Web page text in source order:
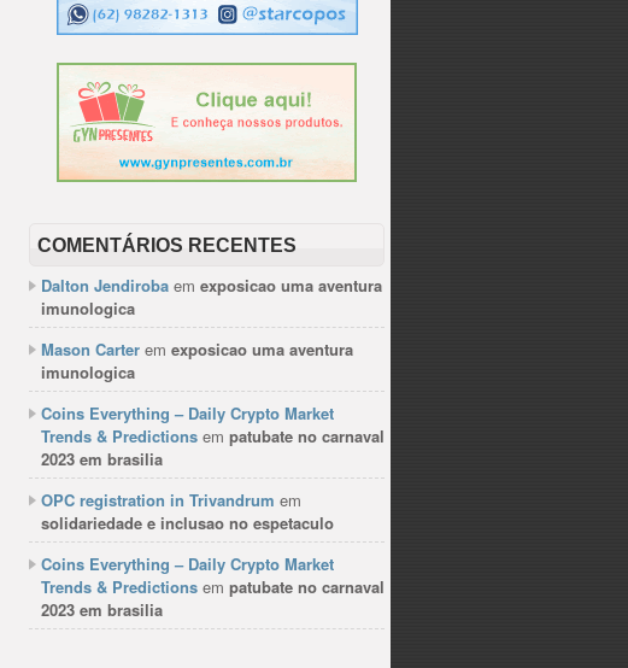
COMENTÁRIOS RECENTES
Dalton Jendiroba em exposicao uma aventura
imunologica
Mason Carter em exposicao uma aventura
imunologica
Coins Everything – Daily Crypto Market
Trends & Predictions em patubate no carnaval
2023 em brasilia
OPC registration in Trivandrum em
solidariedade e inclusao no espetaculo
Coins Everything – Daily Crypto Market
Trends & Predictions em patubate no carnaval
2023 em brasilia